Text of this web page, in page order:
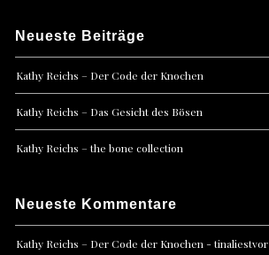
Neueste Beiträge
Kathy Reichs – Der Code der Knochen
Kathy Reichs – Das Gesicht des Bösen
Kathy Reichs – the bone collection
Neueste Kommentare
Kathy Reichs – Der Code der Knochen - tinaliestvor